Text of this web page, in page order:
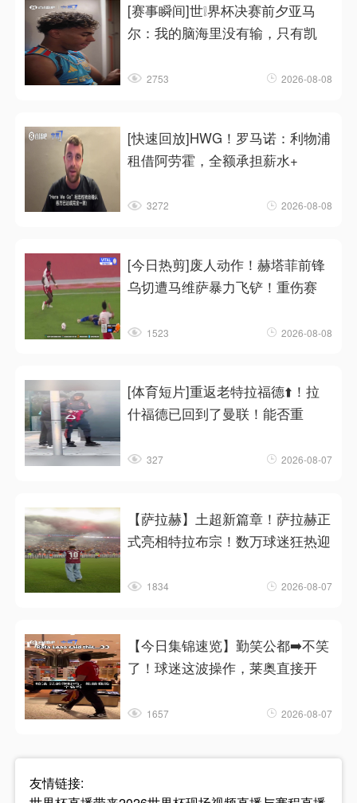
[赛事瞬间]世❕界杯决赛前夕亚马
尔：我的脑海里没有输，只有凯
2753 2026-08-08
[快速回放]HWG！罗马诺：利物浦
租借阿劳霍，全额承担薪水+
3272 2026-08-08
[今日热剪]废人动作！赫塔菲前锋
乌切遭马维萨暴力飞铲！重伤赛
1523 2026-08-08
[体育短片]重返老特拉福德⬆️！拉
什福德已回到了曼联！能否重
327 2026-08-07
【萨拉赫】土超新篇章！萨拉赫正
式亮相特拉布宗！数万球迷狂热迎
1834 2026-08-07
【今日集锦速览】勤笑公都➡️不笑
了！球迷这波操作，莱奥直接开
1657 2026-08-07
友情链接: